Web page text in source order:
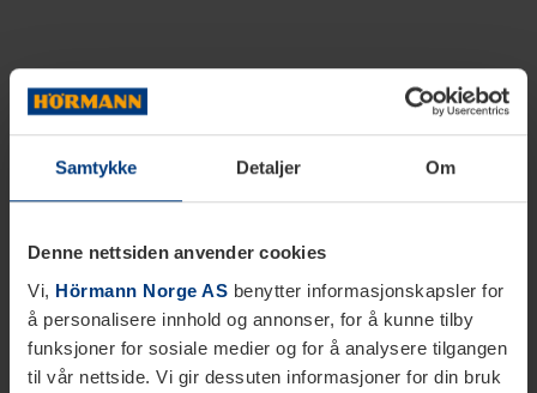
Samtykke Detaljer Om
Denne nettsiden anvender cookies
Vi, Hörmann Norge AS benytter informasjonskapsler for
å personalisere innhold og annonser, for å kunne tilby
funksjoner for sosiale medier og for å analysere tilgangen
til vår nettside. Vi gir dessuten informasjoner for din bruk